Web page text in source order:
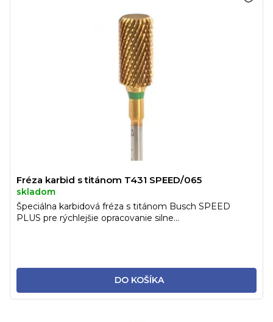
Fréza karbid s titánom T431 SPEED/065
skladom
DO KOŠÍKA
Špeciálna karbidová fréza s titánom Busch SPEED
PLUS pre rýchlejšie opracovanie silne...